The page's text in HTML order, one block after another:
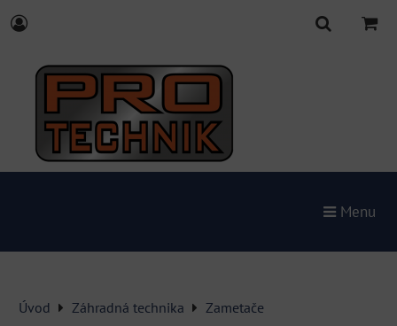
Menu
Úvod Záhradná technika Zametače